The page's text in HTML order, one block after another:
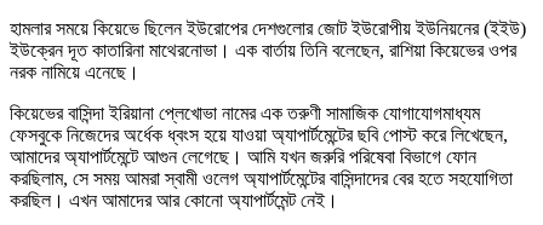
হামলার সময়ে কিয়েভে ছিলেন ইউরোপের দেশগুলোর জোট ইউরোপীয় ইউনিয়নের (ইইউ)
ইউক্রেন দূত কাতারিনা মাথেরনোভা। এক বার্তায় তিনি বলেছেন, রাশিয়া কিয়েভের ওপর
নরক নামিয়ে এনেছে।
কিয়েভের বাসিন্দা ইরিয়ানা প্লেখোভা নামের এক তরুণী সামাজিক যোগাযোগমাধ্যম
ফেসবুকে নিজেদের অর্ধেক ধ্বংস হয়ে যাওয়া অ্যাপার্টমেন্টের ছবি পোস্ট করে লিখেছেন,
আমাদের অ্যাপার্টমেন্টে আগুন লেগেছে। আমি যখন জরুরি পরিষেবা বিভাগে ফোন
করছিলাম, সে সময় আমরা স্বামী ওলেগ অ্যাপার্টমেন্টের বাসিন্দাদের বের হতে সহযোগিতা
করছিল। এখন আমাদের আর কোনো অ্যাপার্টমেন্ট নেই।